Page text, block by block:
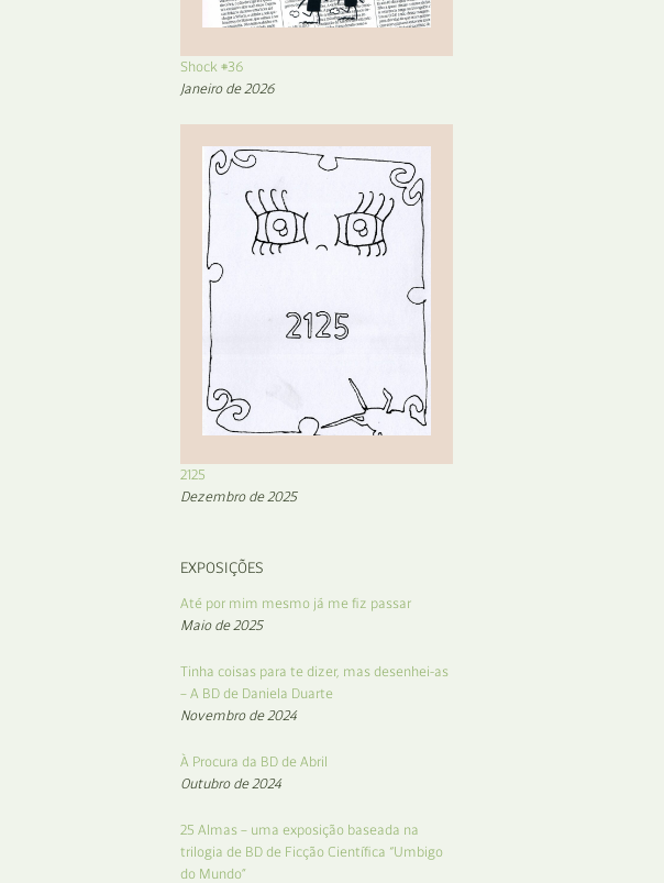
Shock #36
Janeiro de 2026
2125
Dezembro de 2025
EXPOSIÇÕES
Até por mim mesmo já me fiz passar
Maio de 2025
Tinha coisas para te dizer, mas desenhei-as
– A BD de Daniela Duarte
Novembro de 2024
À Procura da BD de Abril
Outubro de 2024
25 Almas – uma exposição baseada na
trilogia de BD de Ficção Científica “Umbigo
do Mundo”